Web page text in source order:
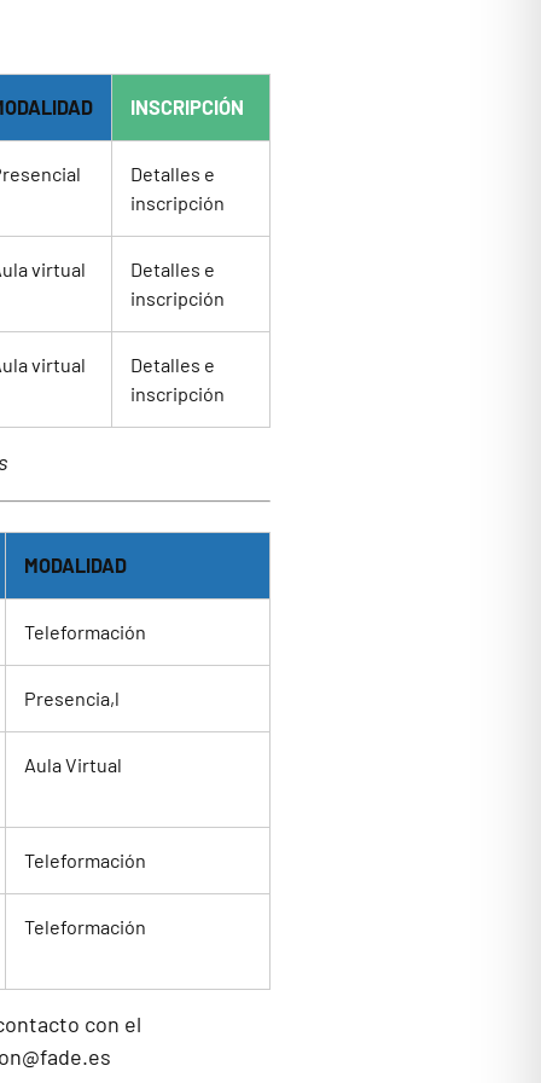
INSCRIPCIÓN
Detalles e
inscripción
virtual
Detalles e
inscripción
virtual
Detalles e
inscripción
MODALIDAD
Teleformación
Presencia,l
Aula Virtual
Teleformación
Teleformación
con el